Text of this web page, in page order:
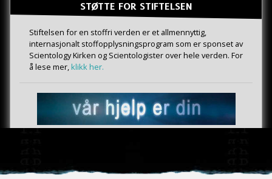
STØTTE FOR STIFTELSEN
Stiftelsen for en stoffri verden er et allmennyttig,
internasjonalt stoffopplysningsprogram som er sponset av
Scientology Kirken og Scientologister over hele verden. For
å lese mer,klikk her.